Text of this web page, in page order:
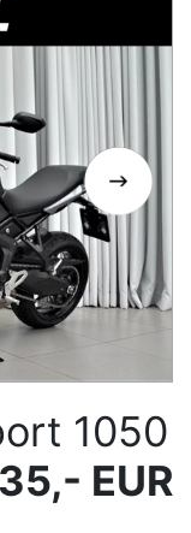
1050
EUR